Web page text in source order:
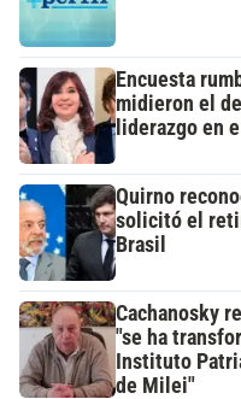
Encuesta
midieron el
liderazgo en
Quirno
solicitó el
Brasil
Cachanosky
"se ha
Instituto
de Milei"